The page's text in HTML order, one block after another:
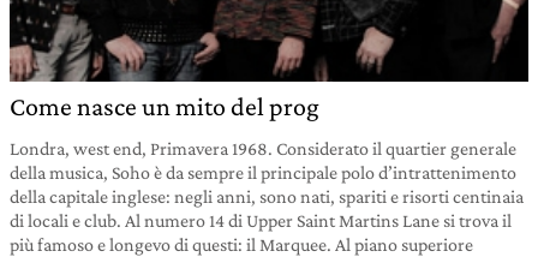
Come nasce un mito del prog
Londra, west end, Primavera 1968. Considerato il quartier generale
della musica, Soho è da sempre il principale polo d’intrattenimento
della capitale inglese: negli anni, sono nati, spariti e risorti centinaia
di locali e club. Al numero 14 di Upper Saint Martins Lane si trova il
più famoso e longevo di questi: il Marquee. Al piano superiore